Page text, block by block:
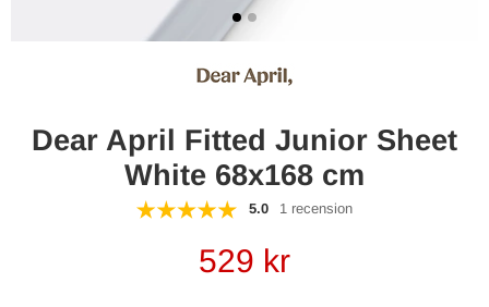
Dear April Fitted Junior Sheet
White 68x168 cm
5.0 1 recension
529 kr